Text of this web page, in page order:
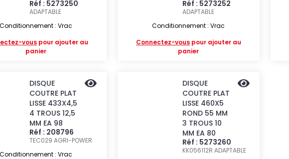
Réf : 5273250
ADAPTABLE
: Vrac
vous pour ajouter au
panier
Réf : 5273252
ADAPTABLE
Conditionnement : Vrac
Connectez-vouspour ajouter au
panier
DISQUE
COUTRE PLAT
LISSE 433X4,5
4 TROUS 12,5
MM EA 98
Réf : 208796
TEC029AGRI-POWER
: Vrac
DISQUE
COUTRE PLAT
LISSE 460X5
ROND 55 MM
3 TROUS 10
MM EA 80
Réf : 5273260
KK056112R ADAPTABLE